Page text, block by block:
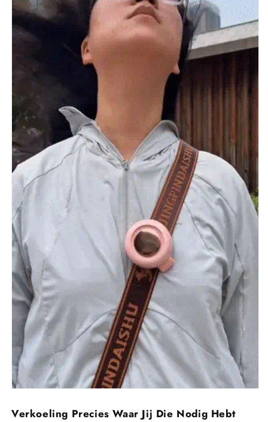
Verkoeling Precies Waar Jij Die Nodig Hebt